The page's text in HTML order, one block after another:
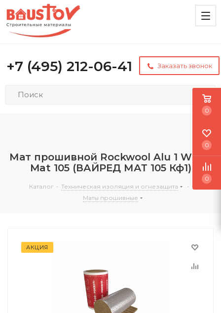
+7 (495) 212-06-41 Заказать звонок
Мат прошивной Rockwool Alu 1 Wired
Mat 105 (ВАЙРЕД МАТ 105 Кф1)
Каталог - Техническая изоляция и огнезащита
-
Маты прошивные
АКЦИЯ
0
0
0